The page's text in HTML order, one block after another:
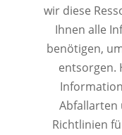
wir diese
Ihnen alle
benötigen,
entsorgen.
Abfallarten
Richtlinien